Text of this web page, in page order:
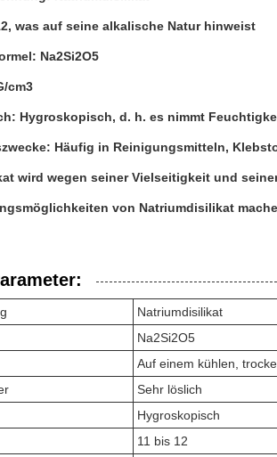
was auf seine alkalische Natur hinweist
Na2Si2O5
cm3
Hygroskopisch, d. h. es nimmt
Häufig in Reinigungsmitteln,
wird wegen seiner Vielseitigkeit und
von Natriumdisilikat
Natriumdisilikat
Na2Si2O5
Auf einem kühlen,
Sehr löslich
Hygroskopisch
11 bis 12